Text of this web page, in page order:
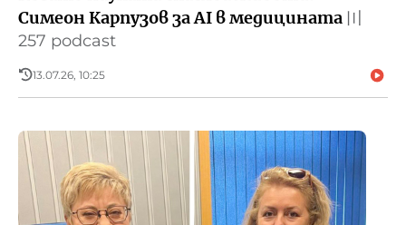
Симеон Карпузов за AI в медицината 〣
257 podcast
13.07.26, 10:25